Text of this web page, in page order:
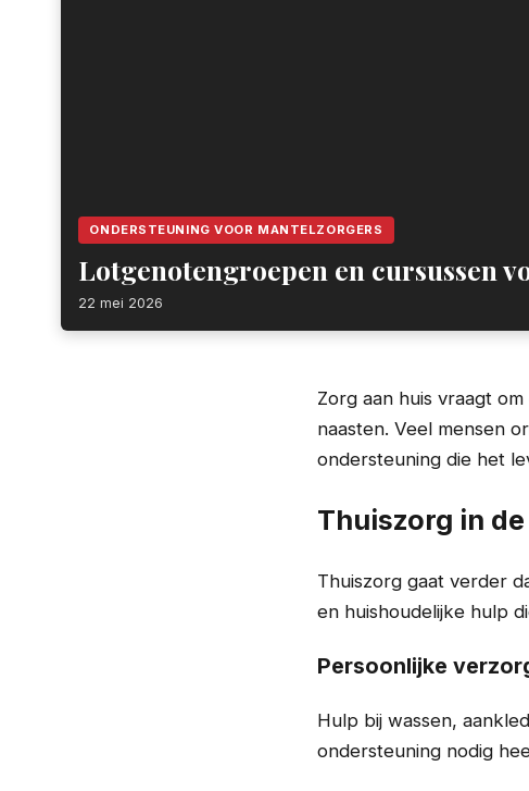
ONDERSTEUNING VOOR MANTELZORGERS
Lotgenotengroepen en cursussen
22 mei 2026
Zorg aan huis vraagt
naasten. Veel mensen
ondersteuning die het
Thuiszorg in
Thuiszorg gaat verder
en huishoudelijke hulp
Persoonlijke
Hulp bij wassen,
ondersteuning nodig